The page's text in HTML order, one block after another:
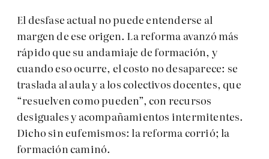
El desfase actual no puede entenderse al
margen de ese origen. La reforma avanzó más
rápido que su andamiaje de formación, y
cuando eso ocurre, el costo no desaparece: se
traslada al aula y a los colectivos docentes, que
“resuelven como pueden”, con recursos
desiguales y acompañamientos intermitentes.
Dicho sin eufemismos: la reforma corrió; la
formación caminó.